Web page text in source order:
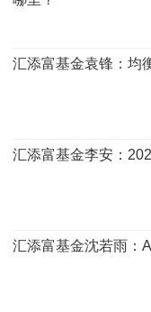
汇添富基金袁锋：均
汇添富基金李安：
汇添富基金沈若雨：